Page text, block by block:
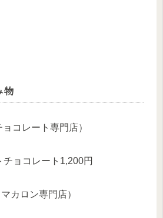
物
コレート専門店）
ョコレート1,200円
カロン専門店）